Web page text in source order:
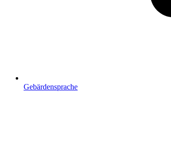
Gebärdensprache